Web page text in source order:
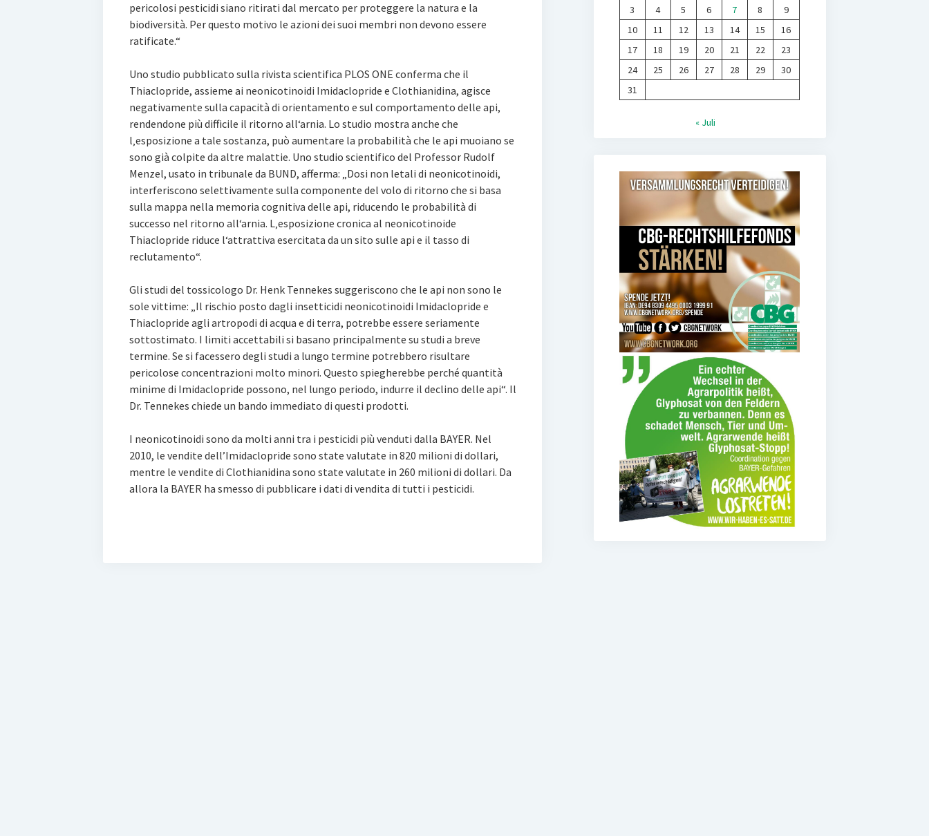
pericolosi pesticidi siano ritirati dal mercato per proteggere la natura e la
biodiversità. Per questo motivo le azioni dei suoi membri non devono essere
ratificate.“
Uno studio pubblicato sulla rivista scientifica PLOS ONE conferma che il
Thiaclopride, assieme ai neonicotinoidi Imidaclopride e Clothianidina, agisce
negativamente sulla capacità di orientamento e sul comportamento delle api,
rendendone più difficile il ritorno all‘arnia. Lo studio mostra anche che
l‚esposizione a tale sostanza, può aumentare la probabilità che le api muoiano se
sono già colpite da altre malattie. Uno studio scientifico del Professor Rudolf
Menzel, usato in tribunale da BUND, afferma: „Dosi non letali di neonicotinoidi,
interferiscono selettivamente sulla componente del volo di ritorno che si basa
sulla mappa nella memoria cognitiva delle api, riducendo le probabilità di
successo nel ritorno all‘arnia. L‚esposizione cronica al neonicotinoide
Thiaclopride riduce l‘attrattiva esercitata da un sito sulle api e il tasso di
reclutamento“.
Gli studi del tossicologo Dr. Henk Tennekes suggeriscono che le api non sono le
sole vittime: „Il rischio posto dagli insetticidi neonicotinoidi Imidaclopride e
Thiaclopride agli artropodi di acqua e di terra, potrebbe essere seriamente
sottostimato. I limiti accettabili si basano principalmente su studi a breve
termine. Se si facessero degli studi a lungo termine potrebbero risultare
pericolose concentrazioni molto minori. Questo spiegherebbe perché quantità
minime di Imidaclopride possono, nel lungo periodo, indurre il declino delle api“. Il
Dr. Tennekes chiede un bando immediato di questi prodotti.
I neonicotinoidi sono da molti anni tra i pesticidi più venduti dalla BAYER. Nel
2010, le vendite dell’Imidaclopride sono state valutate in 820 milioni di dollari,
mentre le vendite di Clothianidina sono state valutate in 260 milioni di dollari. Da
allora la BAYER ha smesso di pubblicare i dati di vendita di tutti i pesticidi.
3
4 5 6 7 8
9
10
11 12 13 14 15
16
17
18 19 20 21 22
23
24
25 26 27 28 29
30
31
« Juli